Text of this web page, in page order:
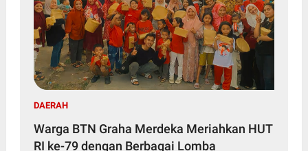
DAERAH
Warga BTN Graha Merdeka Meriahkan HUT
RI ke-79 dengan Berbagai Lomba